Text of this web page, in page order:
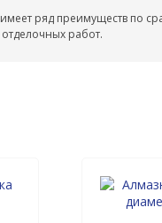
ряд преимуществ по
работ.